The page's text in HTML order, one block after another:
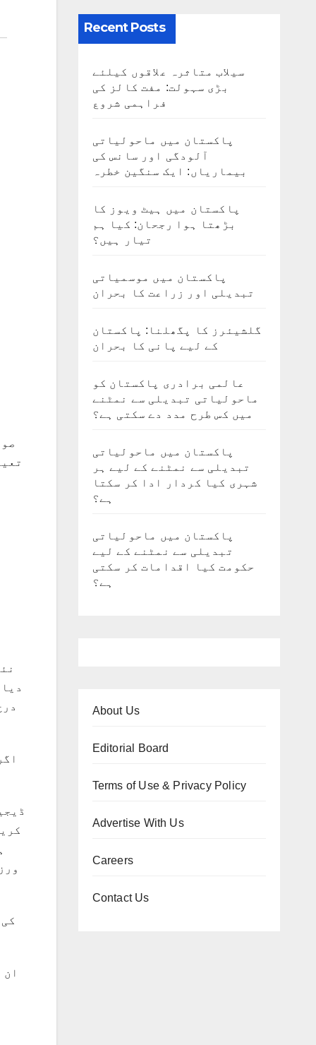
Recent Posts
سیلاب متاثرہ علاقوں کیلئے
بڑی سہولت: مفت کالز کی
فراہمی شروع
پاکستان میں ماحولیاتی
آلودگی اور سانس کی
بیماریاں: ایک سنگین خطرہ
پاکستان میں ہیٹ ویوز کا
بڑھتا ہوا رجحان: کیا ہم
تیار ہیں؟
پاکستان میں موسمیاتی
تبدیلی اور زراعت کا بحران
گلشیئرز کا پگھلنا: پاکستان
کے لیے پانی کا بحران
عالمی برادری پاکستان کو
ماحولیاتی تبدیلی سے نمٹنے
میں کس طرح مدد دے سکتی ہے؟
پاکستان میں ماحولیاتی
تبدیلی سے نمٹنے کے لیے ہر
شہری کیا کردار ادا کر سکتا
ہے؟
پاکستان میں ماحولیاتی
تبدیلی سے نمٹنے کے لیے
حکومت کیا اقدامات کر سکتی
ہے؟
About Us
Editorial Board
Terms of Use & Privacy Policy
Advertise With Us
Careers
Contact Us